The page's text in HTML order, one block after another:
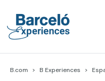
content
B.com B Experiences